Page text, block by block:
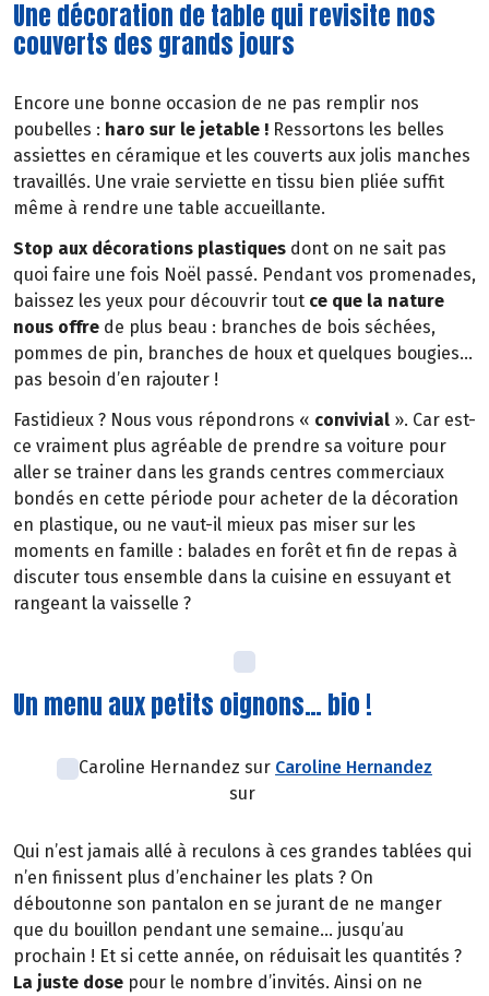
Une décoration de table qui revisite nos
couverts des grands jours
Encore une bonne occasion de ne pas remplir nos
poubelles : haro sur le jetable ! Ressortons les belles
assiettes en céramique et les couverts aux jolis manches
travaillés. Une vraie serviette en tissu bien pliée suffit
même à rendre une table accueillante.
Stop aux décorations plastiques dont on ne sait pas
quoi faire une fois Noël passé. Pendant vos promenades,
baissez les yeux pour découvrir tout ce que la nature
nous offre de plus beau : branches de bois séchées,
pommes de pin, branches de houx et quelques bougies…
pas besoin d’en rajouter !
Fastidieux ? Nous vous répondrons « convivial ». Car est-
ce vraiment plus agréable de prendre sa voiture pour
aller se trainer dans les grands centres commerciaux
bondés en cette période pour acheter de la décoration
en plastique, ou ne vaut-il mieux pas miser sur les
moments en famille : balades en forêt et fin de repas à
discuter tous ensemble dans la cuisine en essuyant et
rangeant la vaisselle ?
Un menu aux petits oignons… bio !
Caroline Hernandez sur Caroline Hernandez
sur
Qui n’est jamais allé à reculons à ces grandes tablées qui
n’en finissent plus d’enchainer les plats ? On
déboutonne son pantalon en se jurant de ne manger
que du bouillon pendant une semaine… jusqu’au
prochain ! Et si cette année, on réduisait les quantités ?
La juste dose pour le nombre d’invités. Ainsi on ne